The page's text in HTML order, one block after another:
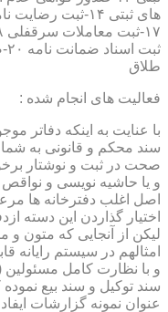
طلاق
فعالیت های انجام شده :
با عنایت به اینکه دفاتر
سند محکم و قانونی به
صحت در ثبت و نوشتار
و یا حاشیه نویسی و
اصل اغلب دفترخانه ها
اختیار گذاردن این دسته
لیکن از آنجایی که متون و
امثالهم در سیستم رایانه
و با نظارت کامل مسئولین
سند توکیل و سند بیع
عنوان نمونه گزارشات